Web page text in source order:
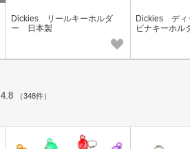
Dickies リールキーホルダ
ー 日本製
Dickies デ
ビナキーホ
4.8 （348件）